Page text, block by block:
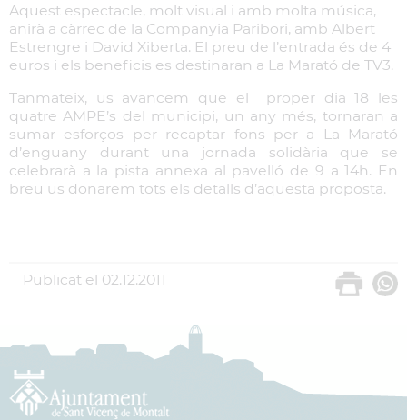
Aquest espectacle, molt visual i amb molta música,
anirà a càrrec de la Companyia Paribori, amb Albert
Estrengre i David Xiberta. El preu de l’entrada és de 4
euros i els beneficis es destinaran a La Marató de TV3.
Tanmateix, us avancem que el proper dia 18 les
quatre AMPE’s del municipi, un any més, tornaran a
sumar esforços per recaptar fons per a La Marató
d’enguany durant una jornada solidària que se
celebrarà a la pista annexa al pavelló de 9 a 14h. En
breu us donarem tots els detalls d’aquesta proposta.
Publicat el 02.12.2011